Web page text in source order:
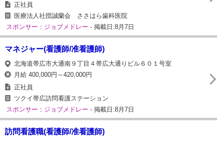
正社員
医療法人社団誠蘭会 ささはら歯科医院
スポンサー：ジョブメドレー - 掲載日:8月7日
マネジャー(看護師/准看護師)
北海道帯広市大通南９丁目４帯広大通りビル６０１号室
月給 400,000円～420,000円
正社員
ツクイ帯広訪問看護ステーション
スポンサー：ジョブメドレー - 掲載日:8月7日
訪問看護職(看護師/准看護師)